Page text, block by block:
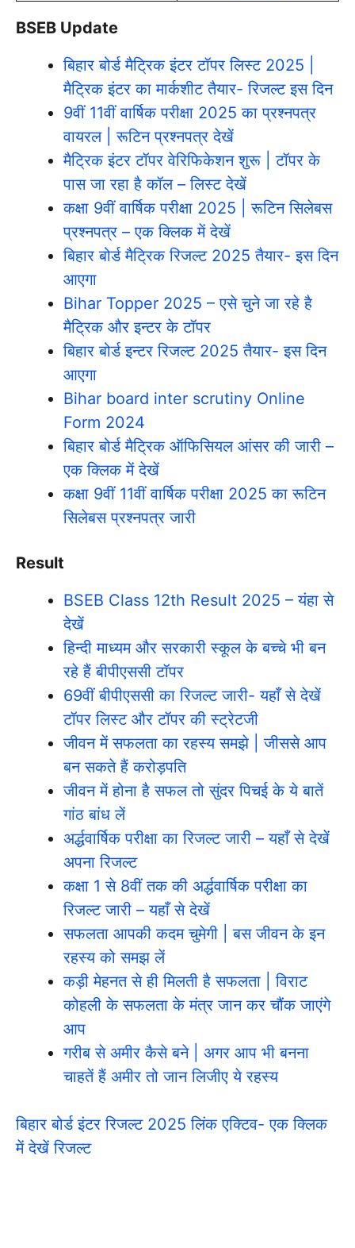
BSEB Update
बिहार बोर्ड मैट्रिक इंटर टॉपर लिस्ट 2025 |
मैट्रिक इंटर का मार्कशीट तैयार- रिजल्ट इस दिन
9वीं 11वीं वार्षिक परीक्षा 2025 का प्रश्नपत्र
वायरल | रूटिन प्रश्नपत्र देखें
मैट्रिक इंटर टॉपर वेरिफिकेशन शुरू | टॉपर के
पास जा रहा है कॉल – लिस्ट देखें
कक्षा 9वीं वार्षिक परीक्षा 2025 | रूटिन सिलेबस
प्रश्नपत्र – एक क्लिक में देखें
बिहार बोर्ड मैट्रिक रिजल्ट 2025 तैयार- इस दिन
आएगा
Bihar Topper 2025 – एसे चुने जा रहे है
मैट्रिक और इन्टर के टॉपर
बिहार बोर्ड इन्टर रिजल्ट 2025 तैयार- इस दिन
आएगा
Bihar board inter scrutiny Online
Form 2024
बिहार बोर्ड मैट्रिक ऑफिसियल आंसर की जारी –
एक क्लिक में देखें
कक्षा 9वीं 11वीं वार्षिक परीक्षा 2025 का रूटिन
सिलेबस प्रश्नपत्र जारी
Result
BSEB Class 12th Result 2025 – यंहा से
देखें
हिन्दी माध्यम और सरकारी स्कूल के बच्चे भी बन
रहे हैं बीपीएससी टॉपर
69वीं बीपीएससी का रिजल्ट जारी- यहाँ से देखें
टॉपर लिस्ट और टॉपर की स्ट्रेटजी
जीवन में सफलता का रहस्य समझे | जीससे आप
बन सकते हैं करोड़पति
जीवन में होना है सफल तो सुंदर पिचई के ये बातें
गांठ बांध लें
अर्द्धवार्षिक परीक्षा का रिजल्ट जारी – यहाँ से देखें
अपना रिजल्ट
कक्षा 1 से 8वीं तक की अर्द्धवार्षिक परीक्षा का
रिजल्ट जारी – यहाँ से देखें
सफलता आपकी कदम चुमेगी | बस जीवन के इन
रहस्य को समझ लें
कड़ी मेहनत से ही मिलती है सफलता | विराट
कोहली के सफलता के मंत्र जान कर चौंक जाएंगे
आप
गरीब से अमीर कैसे बने | अगर आप भी बनना
चाहतें हैं अमीर तो जान लिजीए ये रहस्य
बिहार बोर्ड इंटर रिजल्ट 2025 लिंक एक्टिव- एक क्लिक
में देखें रिजल्ट